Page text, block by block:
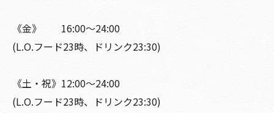
《金》 16:00〜24:00
(L.O.フード23時、ドリンク23:30)
《土・祝》12:00〜24:00
(L.O.フード23時、ドリンク23:30)